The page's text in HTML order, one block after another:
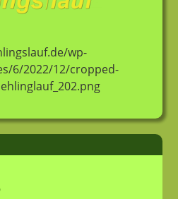
wp-
6/2022/12/cropped-